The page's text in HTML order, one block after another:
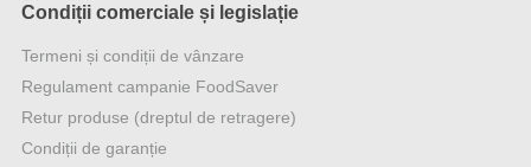
Condiții comerciale și legislație
Termeni și condiții de vânzare
Regulament campanie FoodSaver
Retur produse (dreptul de retragere)
Condiții de garanție